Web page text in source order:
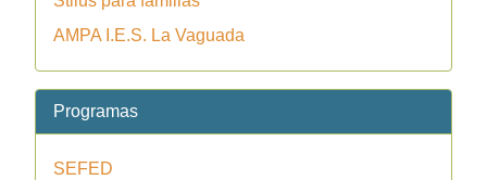
AMPA I.E.S. La Vaguada
Programas
SEFED